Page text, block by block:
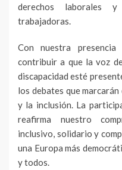
derechos laborales
trabajadoras.
Con nuestra
contribuir a que la voz
discapacidad esté
los debates que
y la inclusión. La
reafirma nuestro
inclusivo, solidario y
una Europa más
y todos.